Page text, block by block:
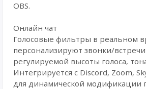
OBS.
Онлайн чат
Голосовые фильтры в реальном
персонализируют звонки/
регулируемой высоты голоса,
Интегрируется с Discord, Zoom,
для динамической модификации